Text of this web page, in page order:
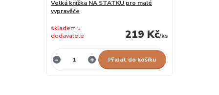
Velká knížka NA STATKU pro malé
vypravěče
219 Kč/ks
skladem u
dodavatele
Přidat do košíku